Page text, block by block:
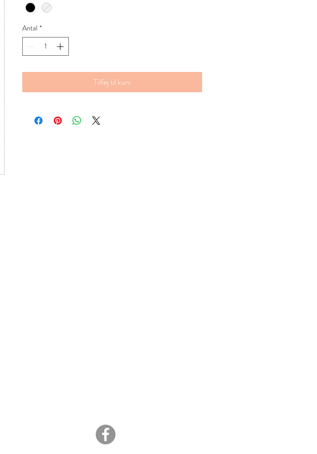
Antal *
Tilføj til kurv